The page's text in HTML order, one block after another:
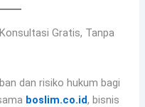
Gratis, Tanpa
dan risiko hukum bagi
boslim.co.id, bisnis